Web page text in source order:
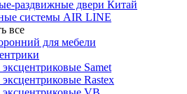
раздвижные двери Китай
системы AIR LINE
все
для мебели
Samet
Rastex